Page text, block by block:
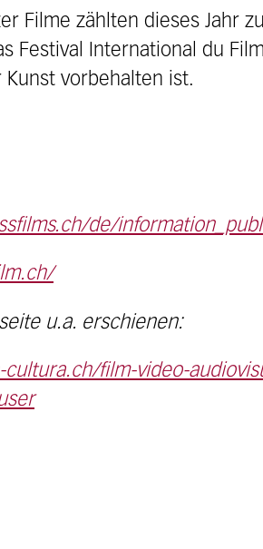
Filme zählten dieses Jahr
Festival International du
vorbehalten ist.
de/
u.a. erschienen:
film-video-